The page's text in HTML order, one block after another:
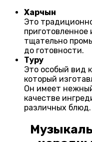
Харчын
Это
тщательно
до готовности.
Туру
Это особый вид
который
Он имеет
качестве
различных блюд.